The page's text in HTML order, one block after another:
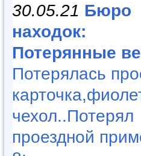
30.05.21 Бюро
находок:
Потерянные
Потерялась
чехол..Потерял
проездной